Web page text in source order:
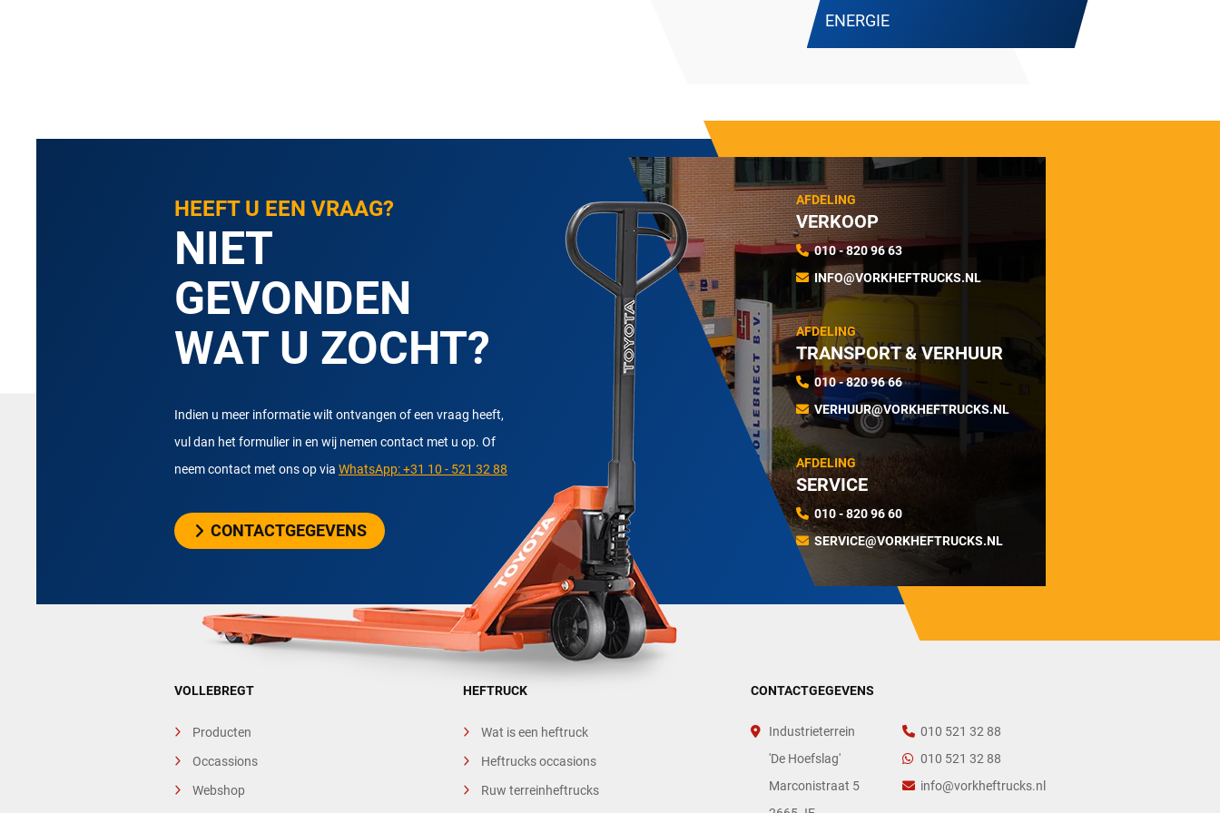
ENERGIE
HEEFT U EEN VRAAG?
NIET
GEVONDEN
WAT U ZOCHT?
Indien u meer informatie wilt ontvangen of een vraag heeft,
vul dan het formulier in en wij nemen contact met u op. Of
neem contact met ons op via WhatsApp: +31 10 - 521 32 88
CONTACTGEGEVENS
AFDELING
VERKOOP
010 - 820 96 63
INFO@VORKHEFTRUCKS.NL
AFDELING
TRANSPORT & VERHUUR
010 - 820 96 66
VERHUUR@VORKHEFTRUCKS.NL
AFDELING
SERVICE
010 - 820 96 60
SERVICE@VORKHEFTRUCKS.NL
VOLLEBREGT
Producten
Occassions
Webshop
HEFTRUCK
Wat is een heftruck
Heftrucks occasions
Ruw terreinheftrucks
CONTACTGEGEVENS
Industrieterrein
'De Hoefslag'
Marconistraat 5
010 521 32 88
010 521 32 88
info@vorkheftrucks.nl